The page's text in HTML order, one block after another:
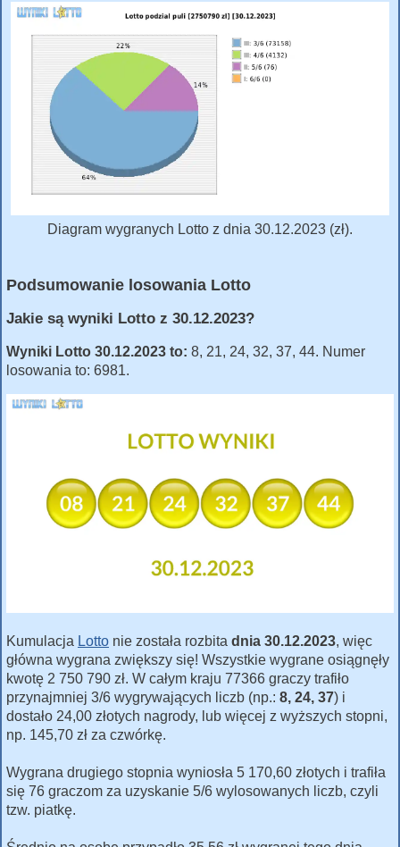
Diagram wygranych Lotto z dnia 30.12.2023 (zł).
Podsumowanie losowania Lotto
Jakie są wyniki Lotto z 30.12.2023?
Wyniki Lotto 30.12.2023 to: 8, 21, 24, 32, 37, 44. Numer
losowania to: 6981.
Kumulacja Lotto nie została rozbita dnia 30.12.2023, więc
główna wygrana zwiększy się! Wszystkie wygrane osiągnęły
kwotę 2 750 790 zł. W całym kraju 77366 graczy trafiło
przynajmniej 3/6 wygrywających liczb (np.: 8, 24, 37) i
dostało 24,00 złotych nagrody, lub więcej z wyższych stopni,
np. 145,70 zł za czwórkę.
Wygrana drugiego stopnia wyniosła 5 170,60 złotych i trafiła
się 76 graczom za uzyskanie 5/6 wylosowanych liczb, czyli
tzw. piatkę.